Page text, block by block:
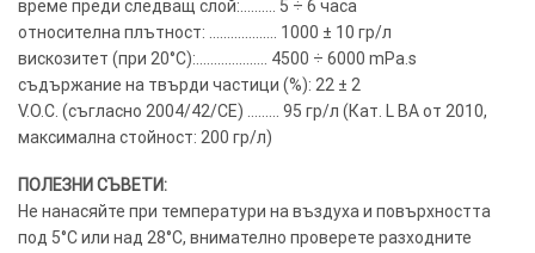
време преди следващ слой:………. 5 ÷ 6 часа
относителна плътност: ………………. 1000 ± 10 гр/л
вискозитет (при 20°C):……………….. 4500 ÷ 6000 mPa.s
съдържание на твърди частици (%): 22 ± 2
V.O.C. (съгласно 2004/42/CE) ……… 95 гр/л (Кат. L BA от 2010,
максимална стойност: 200 гр/л)
ПОЛЕЗНИ СЪВЕТИ:
Не нанасяйте при температури на въздуха и повърхността
под 5°C или над 28°C, внимателно проверете разходните